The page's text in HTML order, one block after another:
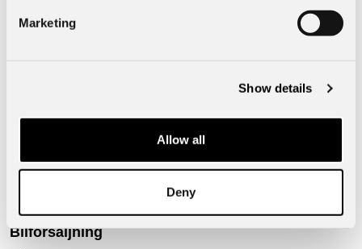
Marketing
Show details
Allow all
Deny
Borås Bil, Hulta
Bilförsäljning